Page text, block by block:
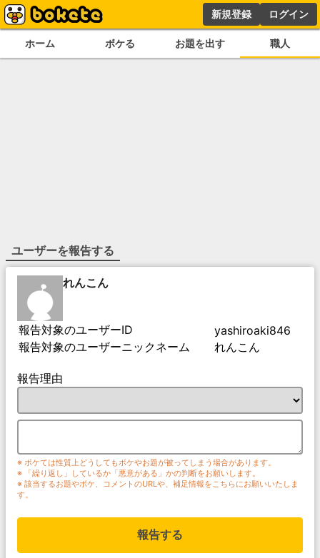
新規登録 ログイン
ホーム ボケる お題を出す 職人
ユーザーを報告する
れんこん
報告対象のユーザーID
yashiroaki846
報告対象のユーザーニックネーム
れんこん
報告理由
※ ボケては性質上どうしてもボケやお題が被ってしまう場合があります。
※ 「繰り返し」しているか「悪意がある」かの判断をお願いします。
※ 該当するお題やボケ、コメントのURLや、補足情報をこちらにお願いいたしま
す。
報告する